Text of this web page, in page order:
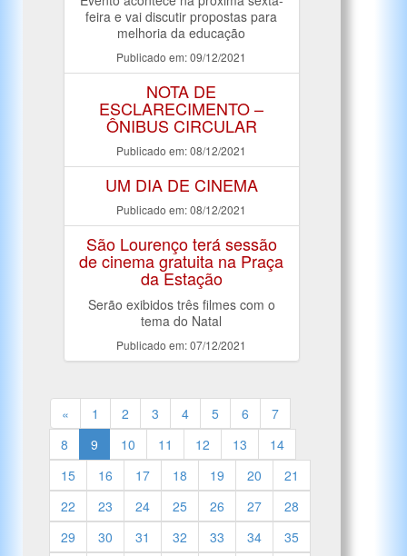
feira e vai discutir propostas para
melhoria da educação
Publicado em: 09/12/2021
NOTA DE
ESCLARECIMENTO –
ÔNIBUS CIRCULAR
Publicado em: 08/12/2021
UM DIA DE CINEMA
Publicado em: 08/12/2021
São Lourenço terá sessão
de cinema gratuita na Praça
da Estação
Serão exibidos três filmes com o
tema do Natal
Publicado em: 07/12/2021
« 1 2 3 4 5 6
7
8
9 10 11 12 13
14
15
16 17 18 19 20
21
22
23 24 25 26 27
28
29
30 31 32 33 34 35